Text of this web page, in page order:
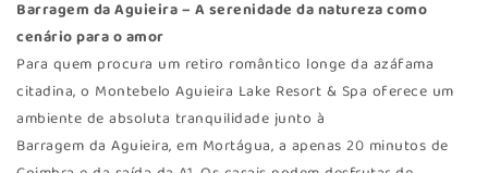
Barragem da Aguieira – A serenidade da natureza como
cenário para o amor
Para quem procura um retiro romântico longe da azáfama
citadina, o Montebelo Aguieira Lake Resort & Spa oferece um
ambiente de absoluta tranquilidade junto à
Barragem da Aguieira, em Mortágua, a apenas 20 minutos de